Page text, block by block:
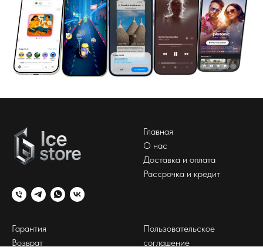
Главная
О нас
Доставка и оплата
Рассрочка и кредит
Гарантия
Возврат
Пользовательское
соглашение